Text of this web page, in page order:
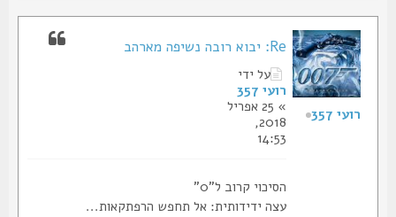
Re: יבוא רובה נשיפה מארהב
על ידי
רועי 357
» 25 אפריל
2018,
14:53
הסיכוי קרוב ל"0"
עצה ידידותית: אל תחפש הרפתקאות...